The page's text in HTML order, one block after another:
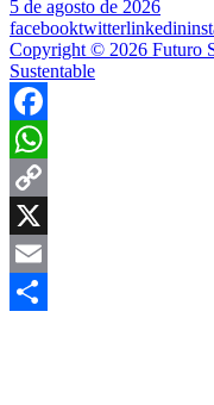
5 de agosto de 2026
facebooktwitterlinkedin
Copyright © 2026 Futuro
Sustentable
Facebook
WhatsApp
Copy
Link
X
Email